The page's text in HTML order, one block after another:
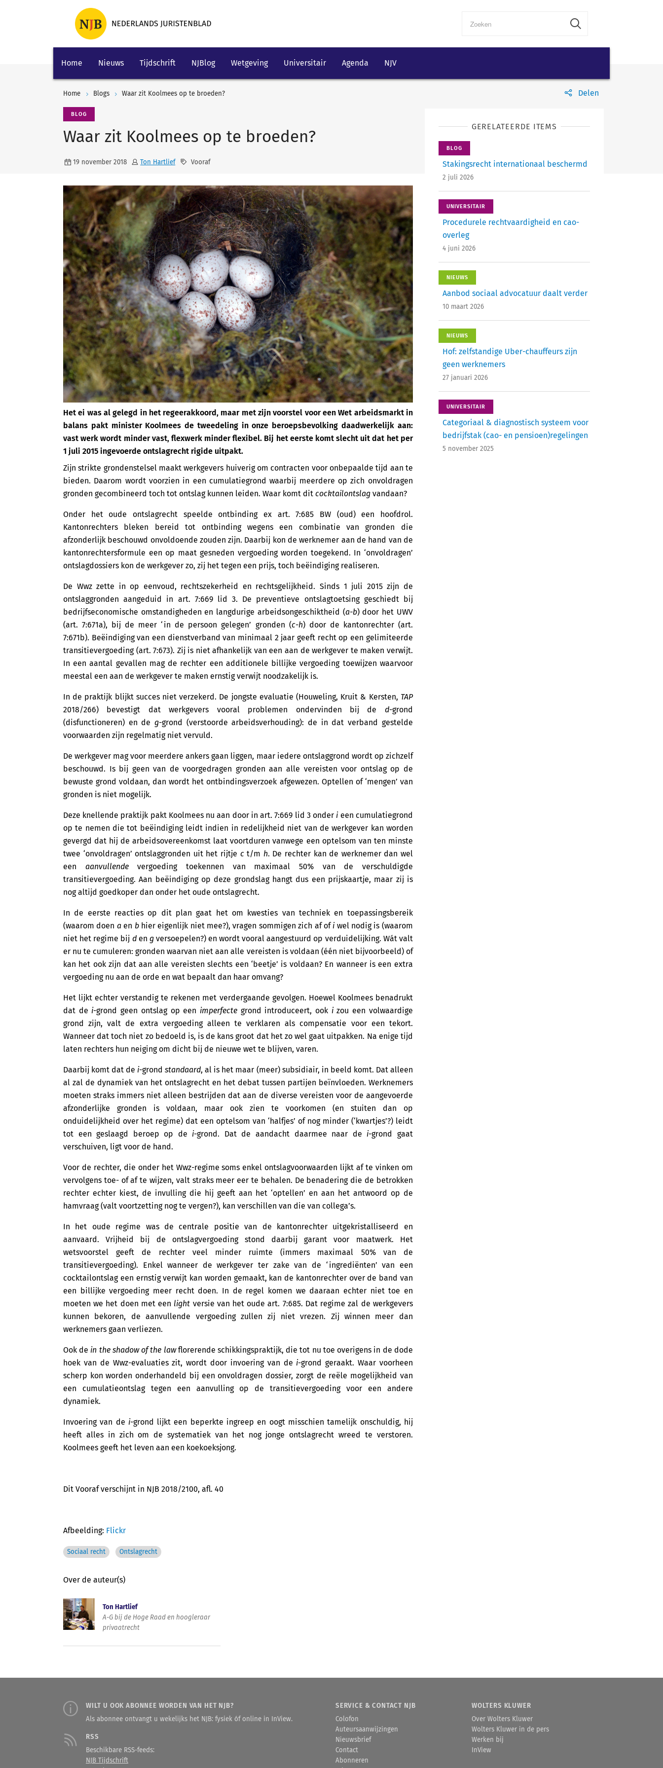
Home Nieuws Tijdschrift NJBlog Wetgeving Universitair Agenda NJV
Home Blogs Waar zit Koolmees op te broeden? Delen
BLOG
Waar zit Koolmees op te broeden?
19 november 2018 Ton Hartlief Vooraf
Het ei was al gelegd in het regeerakkoord, maar met zijn voorstel voor een Wet arbeidsmarkt in
balans pakt minister Koolmees de tweedeling in onze beroepsbevolking daadwerkelijk aan:
vast werk wordt minder vast, flexwerk minder flexibel. Bij het eerste komt slecht uit dat het per
1 juli 2015 ingevoerde ontslagrecht rigide uitpakt.
Zijn strikte grondenstelsel maakt werkgevers huiverig om contracten voor onbepaalde tijd aan te
bieden. Daarom wordt voorzien in een cumulatiegrond waarbij meerdere op zich onvoldragen
gronden gecombineerd toch tot ontslag kunnen leiden. Waar komt dit cocktailontslag vandaan?
Onder het oude ontslagrecht speelde ontbinding ex art. 7:685 BW (oud) een hoofdrol.
Kantonrechters bleken bereid tot ontbinding wegens een combinatie van gronden die
afzonderlijk beschouwd onvoldoende zouden zijn. Daarbij kon de werknemer aan de hand van de
kantonrechtersformule een op maat gesneden vergoeding worden toegekend. In ‘onvoldragen’
ontslagdossiers kon de werkgever zo, zij het tegen een prijs, toch beëindiging realiseren.
De Wwz zette in op eenvoud, rechtszekerheid en rechtsgelijkheid. Sinds 1 juli 2015 zijn de
ontslaggronden aangeduid in art. 7:669 lid 3. De preventieve ontslagtoetsing geschiedt bij
bedrijfseconomische omstandigheden en langdurige arbeidsongeschiktheid (a-b) door het UWV
(art. 7:671a), bij de meer ‘in de persoon gelegen’ gronden (c-h) door de kantonrechter (art.
7:671b). Beëindiging van een dienstverband van minimaal 2 jaar geeft recht op een gelimiteerde
transitievergoeding (art. 7:673). Zij is niet afhankelijk van een aan de werkgever te maken verwijt.
In een aantal gevallen mag de rechter een additionele billijke vergoeding toewijzen waarvoor
meestal een aan de werkgever te maken ernstig verwijt noodzakelijk is.
In de praktijk blijkt succes niet verzekerd. De jongste evaluatie (Houweling, Kruit & Kersten, TAP
2018/266) bevestigt dat werkgevers vooral problemen ondervinden bij de d-grond
(disfunctioneren) en deg-grond (verstoorde arbeidsverhouding): de in dat verband gestelde
voorwaarden zijn regelmatig niet vervuld.
De werkgever mag voor meerdere ankers gaan liggen, maar iedere ontslaggrond wordt op zichzelf
beschouwd. Is bij geen van de voorgedragen gronden aan alle vereisten voor ontslag op de
bewuste grond voldaan, dan wordt het ontbindingsverzoek afgewezen. Optellen of ‘mengen’ van
gronden is niet mogelijk.
Deze knellende praktijk pakt Koolmees nu aan door in art. 7:669 lid 3 onder ieen cumulatiegrond
op te nemen die tot beëindiging leidt indien in redelijkheid niet van de werkgever kan worden
gevergd dat hij de arbeidsovereenkomst laat voortduren vanwege een optelsom van ten minste
twee ‘onvoldragen’ ontslaggronden uit het rijtje ct/m h. De rechter kan de werknemer dan wel
een aanvullendevergoeding toekennen van maximaal 50% van de verschuldigde
transitievergoeding. Aan beëindiging op deze grondslag hangt dus een prijskaartje, maar zij is
nog altijd goedkoper dan onder het oude ontslagrecht.
In de eerste reacties op dit plan gaat het om kwesties van techniek en toepassingsbereik
(waarom doen aen bhier eigenlijk niet mee?), vragen sommigen zich af of iwel nodig is (waarom
niet het regime bij den gversoepelen?) en wordt vooral aangestuurd op verduidelijking. Wát valt
er nu te cumuleren: gronden waarvan niet aan alle vereisten is voldaan (één niet bijvoorbeeld) of
kan het ook zijn dat aan alle vereisten slechts een ‘beetje’ is voldaan? En wanneer is een extra
vergoeding nu aan de orde en wat bepaalt dan haar omvang?
Het lijkt echter verstandig te rekenen met verdergaande gevolgen. Hoewel Koolmees benadrukt
dat de i-grond geen ontslag op een imperfectegrond introduceert, ook izou een volwaardige
grond zijn, valt de extra vergoeding alleen te verklaren als compensatie voor een tekort.
Wanneer dat toch niet zo bedoeld is, is de kans groot dat het zo wel gaat uitpakken. Na enige tijd
laten rechters hun neiging om dicht bij de nieuwe wet te blijven, varen.
Daarbij komt dat de i-grondstandaard, al is het maar (meer) subsidiair, in beeld komt. Dat alleen
al zal de dynamiek van het ontslagrecht en het debat tussen partijen beïnvloeden. Werknemers
moeten straks immers niet alleen bestrijden dat aan de diverse vereisten voor de aangevoerde
afzonderlijke gronden is voldaan, maar ook zien te voorkomen (en stuiten dan op
onduidelijkheid over het regime) dat een optelsom van ‘halfjes’ of nog minder (‘kwartjes’?) leidt
tot een geslaagd beroep op de i-grond. Dat de aandacht daarmee naar de i-grond gaat
verschuiven, ligt voor de hand.
Voor de rechter, die onder het Wwz-regime soms enkel ontslagvoorwaarden lijkt af te vinken om
vervolgens toe- of af te wijzen, valt straks meer eer te behalen. De benadering die de betrokken
rechter echter kiest, de invulling die hij geeft aan het ‘optellen’ en aan het antwoord op de
hamvraag (valt voortzetting nog te vergen?), kan verschillen van die van collega’s.
In het oude regime was de centrale positie van de kantonrechter uitgekristalliseerd en
aanvaard. Vrijheid bij de ontslagvergoeding stond daarbij garant voor maatwerk. Het
wetsvoorstel geeft de rechter veel minder ruimte (immers maximaal 50% van de
transitievergoeding). Enkel wanneer de werkgever ter zake van de ‘ingrediënten’ van een
cocktailontslag een ernstig verwijt kan worden gemaakt, kan de kantonrechter over de band van
een billijke vergoeding meer recht doen. In de regel komen we daaraan echter niet toe en
moeten we het doen met een light versie van het oude art. 7:685. Dat regime zal de werkgevers
kunnen bekoren, de aanvullende vergoeding zullen zij niet vrezen. Zij winnen meer dan
werknemers gaan verliezen.
Ook de in the shadow of the lawflorerende schikkingspraktijk, die tot nu toe overigens in de dode
hoek van de Wwz-evaluaties zit, wordt door invoering van de i-grond geraakt. Waar voorheen
scherp kon worden onderhandeld bij een onvoldragen dossier, zorgt de reële mogelijkheid van
een cumulatieontslag tegen een aanvulling op de transitievergoeding voor een andere
dynamiek.
Invoering van de i-grond lijkt een beperkte ingreep en oogt misschien tamelijk onschuldig, hij
heeft alles in zich om de systematiek van het nog jonge ontslagrecht wreed te verstoren.
Koolmees geeft het leven aan een koekoeksjong.
Dit Vooraf verschijnt in NJB 2018/2100, afl. 40
Afbeelding: Flickr
Sociaal recht Ontslagrecht
Over de auteur(s)
Ton Hartlief
A-G bij de Hoge Raad en hoogleraar
privaatrecht
GERELATEERDE ITEMS
BLOG
Stakingsrecht ­internationaal beschermd
2 juli 2026
UNIVERSITAIR
Procedurele rechtvaardigheid en cao-
overleg
4 juni 2026
NIEUWS
Aanbod sociaal advocatuur daalt verder
10 maart 2026
NIEUWS
Hof: zelfstandige Uber-chauffeurs zijn
geen werknemers
27 januari 2026
UNIVERSITAIR
Categoriaal & diagnostisch systeem voor
bedrijfstak (cao- en pensioen)regelingen
5 november 2025
WILT U OOK ABONNEE WORDEN VAN HET NJB?
Als abonnee ontvangt u wekelijks het NJB: fysiek óf online in InView.
RSS
Beschikbare RSS-feeds:
NJB Tijdschrift
SERVICE & CONTACT NJB
Colofon
Auteursaanwijzingen
Nieuwsbrief
Contact
Abonneren
WOLTERS KLUWER
Over Wolters Kluwer
Wolters Kluwer in de pers
Werken bij
InView